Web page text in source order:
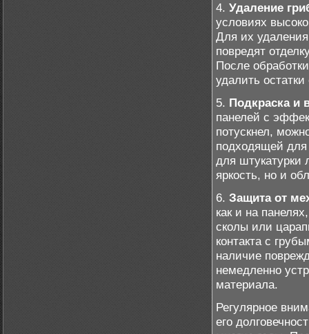
4. Удаление
условиях
Для их удаления
повредят
После
удалить
5. Подкраска и
панелей с
потускнел,
подходящей для
для штукатурки
яркость, но и
6. Защита от
как и на
сколы или
контакта с
наличие
немедленно
материала.
Регулярное
его